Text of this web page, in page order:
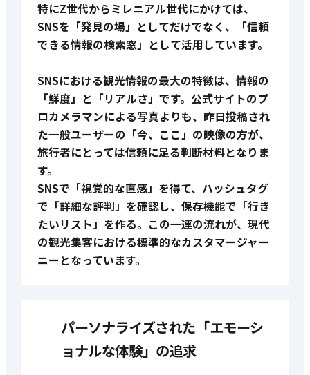
特にZ世代からミレニアル世代にかけては、
SNSを「発見の場」としてだけでなく、「信頼
できる情報の検索窓」として活用しています。
SNSにおける観光情報の最大の特徴は、情報の
「鮮度」と「リアルさ」です。公式サイトのプ
ロカメラマンによる写真よりも、昨日投稿され
た一般ユーザーの「今、ここ」の映像の方が、
旅行者にとっては信頼に足る判断材料となりま
す。
SNSで「視覚的な直感」を得て、ハッシュタグ
で「詳細な評判」を確認し、保存機能で「行き
たいリスト」を作る。この一連の流れが、現代
の観光集客における標準的なカスタマージャー
ニーとなっています。
パーソナライズされた「エモーシ
ョナルな体験」の追求